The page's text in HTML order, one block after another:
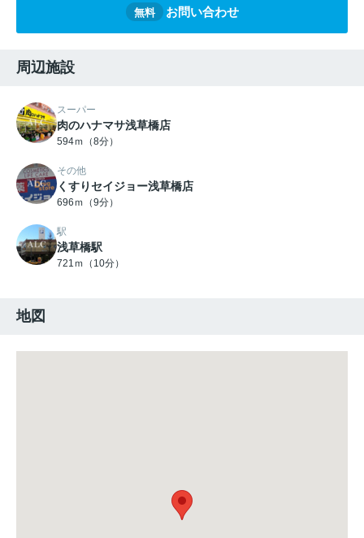
無料 お問い合わせ
周辺施設
スーパー
肉のハナマサ浅草橋店
594ｍ（8分）
その他
くすりセイジョー浅草橋店
696ｍ（9分）
駅
浅草橋駅
721ｍ（10分）
地図